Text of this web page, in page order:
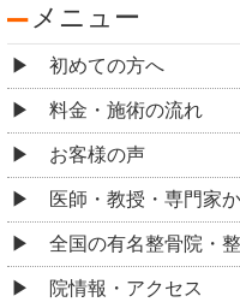
メニュー
初めての方へ
料金・施術の流れ
お客様の声
医師・教授・専門家
全国の有名整骨院・
院情報・アクセス